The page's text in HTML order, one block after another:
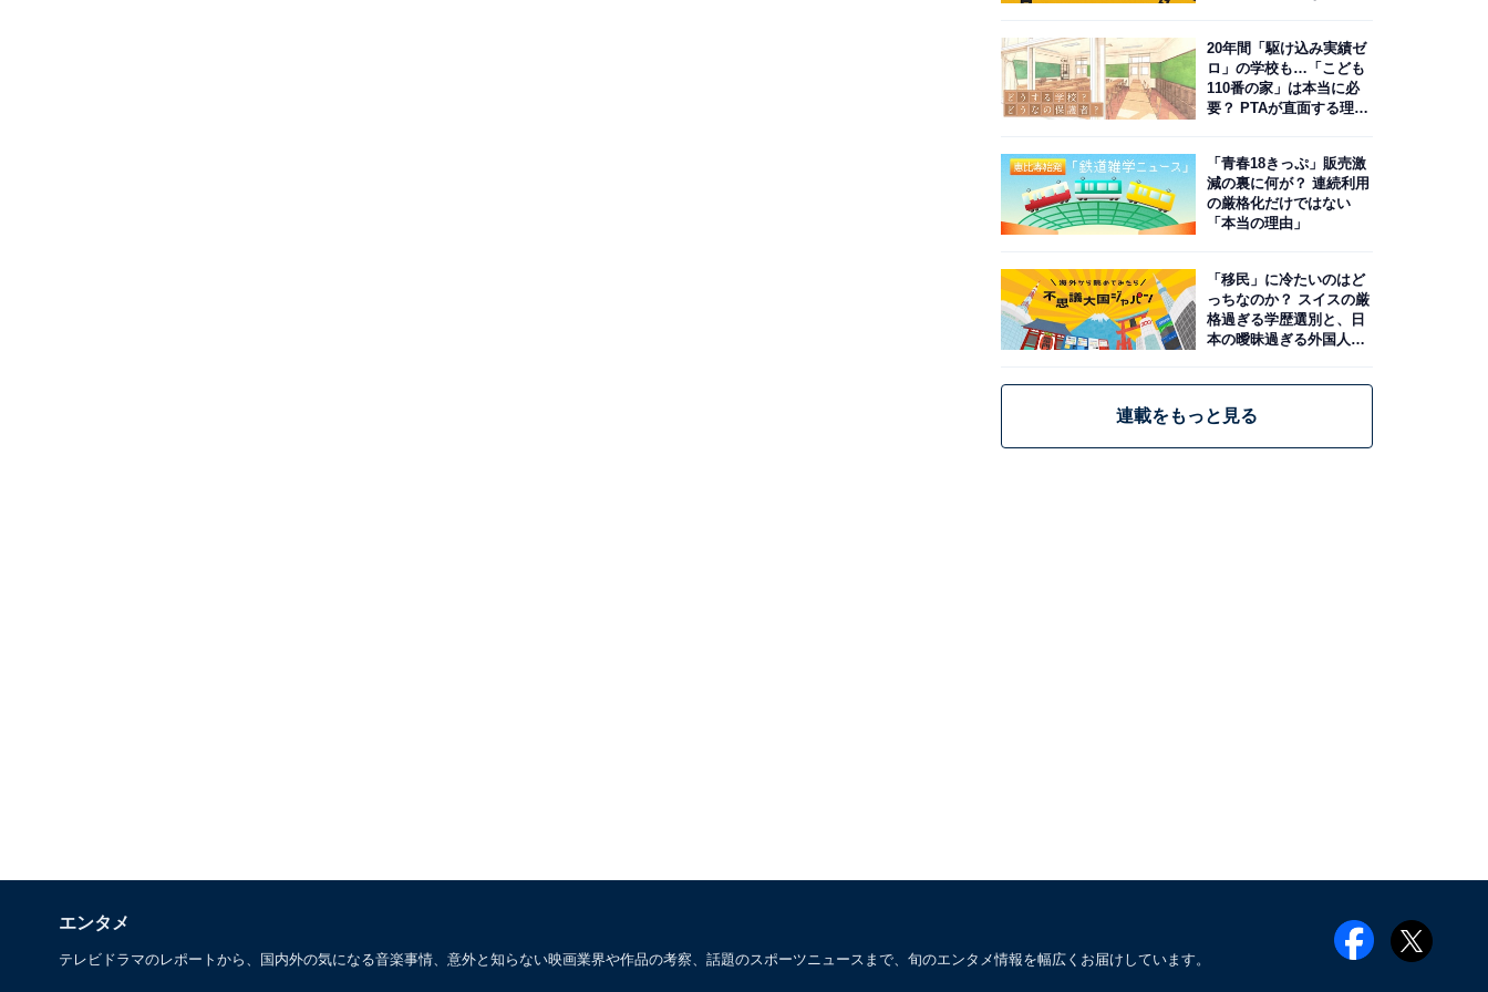
20年間「駆け込み実績ゼ
ロ」の学校も…「こども
110番の家」は本当に必
要？ PTAが直面する理想
「青春18きっぷ」販売激
減の裏に何が？ 連続利用
の厳格化だけではない
「本当の理由」
「移民」に冷たいのはど
っちなのか？ スイスの厳
格過ぎる学歴選別と、日
本の曖昧過ぎる外国人政
連載をもっと見る
エンタメ
テレビドラマのレポートから、国内外の気になる音楽事情、意外と知らない映画業界や作品の考察、話題のスポーツニュースまで、旬のエンタメ情報を幅広くお届けしています。